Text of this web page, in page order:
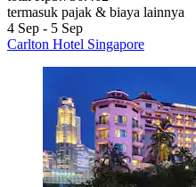
termasuk pajak & biaya lainnya
4 Sep - 5 Sep
Carlton Hotel Singapore